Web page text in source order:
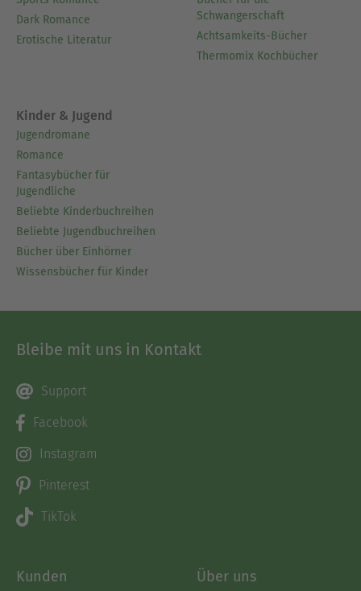
Dark Romance
Erotische Literatur
Schwangerschaft
Achtsamkeits-Bücher
Thermomix Kochbücher
Kinder & Jugend
Jugendromane
Romance
Fantasybücher für
Jugendliche
Beliebte Kinderbuchreihen
Beliebte Jugendbuchreihen
Bücher über Einhörner
Wissensbücher für Kinder
Bleibe mit uns in Kontakt
Support
Facebook
Instagram
Pinterest
TikTok
Kunden Über uns